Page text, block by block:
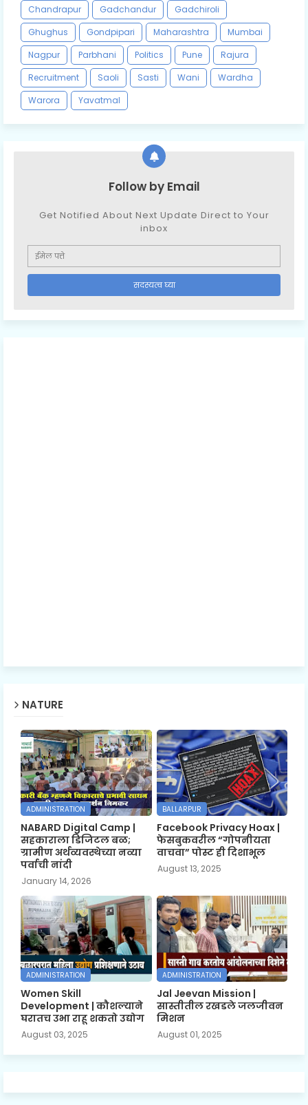
Chandrapur Gadchandur
Gadchiroli
Ghughus
Gondpipari Maharashtra
Mumbai
Nagpur
Parbhani Politics Pune
Rajura
Recruitment
Saoli Sasti Wani
Wardha
Warora
Yavatmal
Follow by Email
Get Notified About Next Update Direct to Your
inbox
NATURE
ADMINISTRATION
NABARD Digital Camp |
सहकाराला डिजिटल बळ;
ग्रामीण अर्थव्यवस्थेच्या नव्या
पर्वाची नांदी
January 14, 2026
BALLARPUR
Facebook Privacy Hoax |
फेसबुकवरील “गोपनीयता
वाचवा” पोस्ट ही दिशाभूल
August 13, 2025
ADMINISTRATION
Women Skill
Development | कौशल्याने
घरातच उभा राहू शकतो उद्योग
August 03, 2025
ADMINISTRATION
Jal Jeevan Mission |
सास्तीतील रखडले जलजीवन
मिशन
August 01, 2025